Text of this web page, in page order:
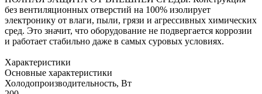
без вентиляционных отверстий на 100% изолирует
электронику от влаги, пыли, грязи и агрессивных химических
сред. Это значит, что оборудование не подвергается коррозии
и работает стабильно даже в самых суровых условиях.
Характеристики
Основные характеристики
Холодопроизводительность, Вт